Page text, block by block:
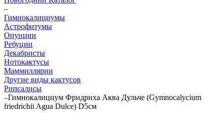
–
Гимнокалициумы
Астрофитумы
Опунции
Ребуции
Декабристы
Нотокактусы
Маммиллярии
Другие виды кактусов
Рипсалисы
–Гимнокалициум Фридриха Аква Дульче (Gymnocalycium
friedrichii Agua Dulce) D5см